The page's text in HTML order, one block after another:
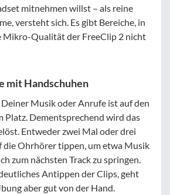
mitnehmen willst – als reine
versteht sich. Es gibt Bereiche, in
Mikro-Qualität der FreeClip 2 nicht
mit Handschuhen
Musik oder Anrufe ist auf den
Platz. Dementsprechend wird das
Entweder zwei Mal oder drei
die Ohrhörer tippen, um etwa Musik
zum nächsten Track zu springen.
Antippen der Clips, geht
aber gut von der Hand.